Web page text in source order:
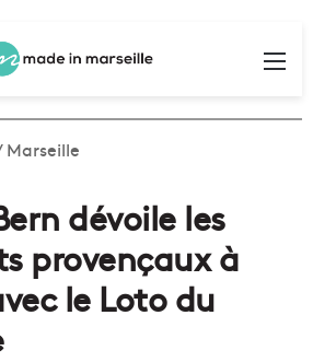
Marseille
dévoile les
provençaux à
le Loto du